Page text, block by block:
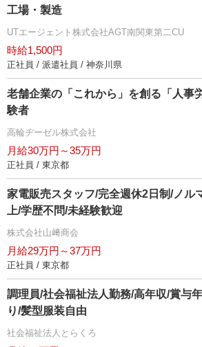
工場・製造
UTエージェント株式会社AGT南関東第二CU
時給1,500円
正社員 / 派遣社員 / 神奈川県
老舗企業の「これから」を創る「人事
験者
高輪ヂーゼル株式会社
月給30万円～35万円
正社員 / 東京都
家電販売スタッフ/完全週休2日制/ノル
上/学歴不問/未経験歓迎
株式会社山﨑商会
月給29万円～37万円
正社員 / 東京都
調理員/社会福祉法人勤務/高年収/賞与
り/髪型服装自由
社会福祉法人とらくろ